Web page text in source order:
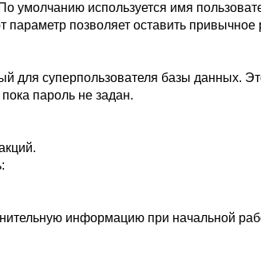
умолчанию используется имя
параметр позволяет оставить привычное
для суперпользователя базы данных.
пароль не задан.
информацию при начальной